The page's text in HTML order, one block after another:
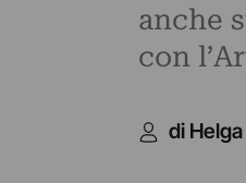
anche
con
di